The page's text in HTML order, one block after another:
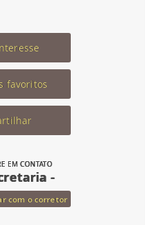
favoritos
EM CONTATO
-
com o corretor